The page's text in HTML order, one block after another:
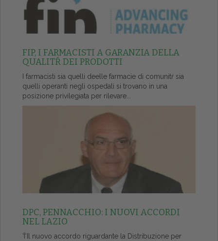
FIP, I FARMACISTI A GARANZIA DELLA
QUALITŔ DEI PRODOTTI
I farmacisti sia quelli deelle farmacie di comunitŕ sia
quelli operanti negli ospedali si trovano in una
posizione privilegiata per rilevare...
DPC, PENNACCHIO: I NUOVI ACCORDI
NEL LAZIO
ŤIl nuovo accordo riguardante la Distribuzione per